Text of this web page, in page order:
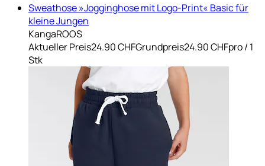
Sweathose »Jogginghose mit Logo-Print« Basic für
kleine Jungen
KangaROOS
Aktueller Preis24.90 CHFGrundpreis24.90 CHFpro/ 1
Stk